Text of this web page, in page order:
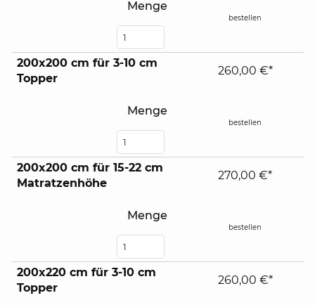
Menge
bestellen
200x200 cm für 3-10 cm
Topper
Menge
260,00 €*
bestellen
200x200 cm für 15-22 cm
Matratzenhöhe
Menge
270,00 €*
bestellen
200x220 cm für 3-10 cm
Topper
260,00 €*